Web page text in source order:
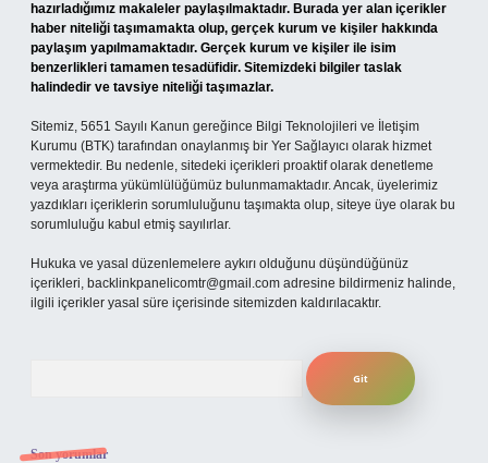
hazırladığımız makaleler paylaşılmaktadır. Burada yer alan içerikler
haber niteliği taşımamakta olup, gerçek kurum ve kişiler hakkında
paylaşım yapılmamaktadır. Gerçek kurum ve kişiler ile isim
benzerlikleri tamamen tesadüfidir. Sitemizdeki bilgiler taslak
halindedir ve tavsiye niteliği taşımazlar.
Sitemiz, 5651 Sayılı Kanun gereğince Bilgi Teknolojileri ve İletişim
Kurumu (BTK) tarafından onaylanmış bir Yer Sağlayıcı olarak hizmet
vermektedir. Bu nedenle, sitedeki içerikleri proaktif olarak denetleme
veya araştırma yükümlülüğümüz bulunmamaktadır. Ancak, üyelerimiz
yazdıkları içeriklerin sorumluluğunu taşımakta olup, siteye üye olarak bu
sorumluluğu kabul etmiş sayılırlar.
Hukuka ve yasal düzenlemelere aykırı olduğunu düşündüğünüz
içerikleri, backlinkpanelicomtr@gmail.com adresine bildirmeniz halinde,
ilgili içerikler yasal süre içerisinde sitemizden kaldırılacaktır.
Son yorumlar